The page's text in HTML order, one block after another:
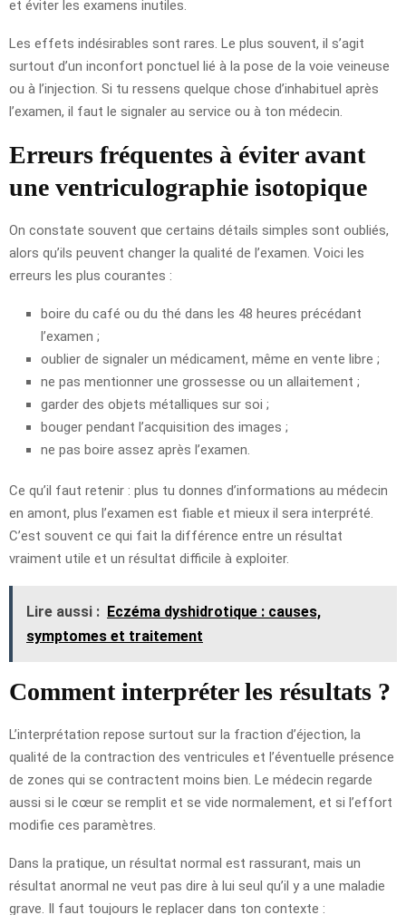
et éviter les examens inutiles.
Les effets indésirables sont rares. Le plus souvent, il s’agit
surtout d’un inconfort ponctuel lié à la pose de la voie veineuse
ou à l’injection. Si tu ressens quelque chose d’inhabituel après
l’examen, il faut le signaler au service ou à ton médecin.
Erreurs fréquentes à éviter avant
une ventriculographie isotopique
On constate souvent que certains détails simples sont oubliés,
alors qu’ils peuvent changer la qualité de l’examen. Voici les
erreurs les plus courantes :
boire du café ou du thé dans les 48 heures précédant
l’examen ;
oublier de signaler un médicament, même en vente libre ;
ne pas mentionner une grossesse ou un allaitement ;
garder des objets métalliques sur soi ;
bouger pendant l’acquisition des images ;
ne pas boire assez après l’examen.
Ce qu’il faut retenir : plus tu donnes d’informations au médecin
en amont, plus l’examen est fiable et mieux il sera interprété.
C’est souvent ce qui fait la différence entre un résultat
vraiment utile et un résultat difficile à exploiter.
Lire aussi : Eczéma dyshidrotique : causes,
symptomes et traitement
Comment interpréter les résultats ?
L’interprétation repose surtout sur la fraction d’éjection, la
qualité de la contraction des ventricules et l’éventuelle présence
de zones qui se contractent moins bien. Le médecin regarde
aussi si le cœur se remplit et se vide normalement, et si l’effort
modifie ces paramètres.
Dans la pratique, un résultat normal est rassurant, mais un
résultat anormal ne veut pas dire à lui seul qu’il y a une maladie
grave. Il faut toujours le replacer dans ton contexte :